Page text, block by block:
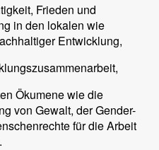
Frieden und
in den lokalen wie
Entwicklung,
Ökumene wie die
von Gewalt, der Gender-
für die Arbeit